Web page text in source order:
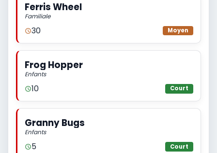
Ferris Wheel
Familiale
30 Moyen
Frog Hopper
Enfants
10 Court
Granny Bugs
Enfants
5 Court